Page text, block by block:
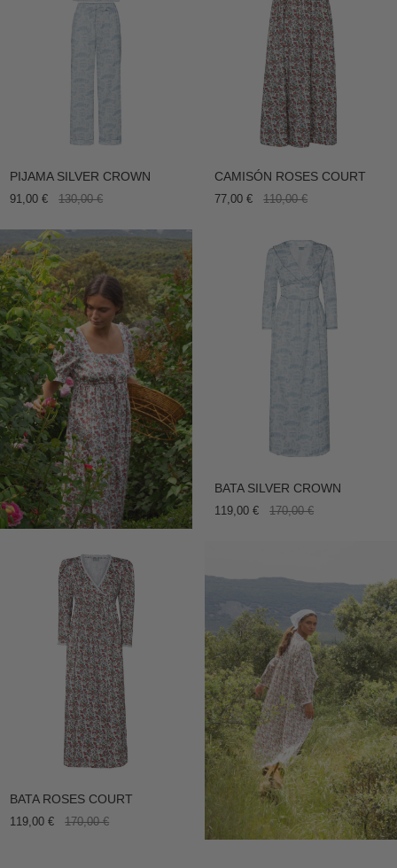
PIJAMA SILVER CROWN
91,00 € 130,00 €
CAMISÓN ROSES COURT
77,00 € 110,00 €
BATA SILVER CROWN
119,00 € 170,00 €
BATA ROSES COURT
119,00 € 170,00 €